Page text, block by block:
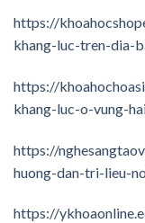
https://
khang-luc-tren-dia-
https://
khang-luc-o-vung-
https://
huong-dan-tri-lieu-
https://